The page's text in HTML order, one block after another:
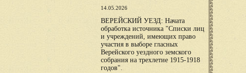
14.05.2026
ВЕРЕЙСКИЙ УЕЗД: Начата
обработка источника "Списки лиц
и учреждений, имеющих право
участия в выборе гласных
Верейского уездного земского
собрания на трехлетие 1915-1918
годов".